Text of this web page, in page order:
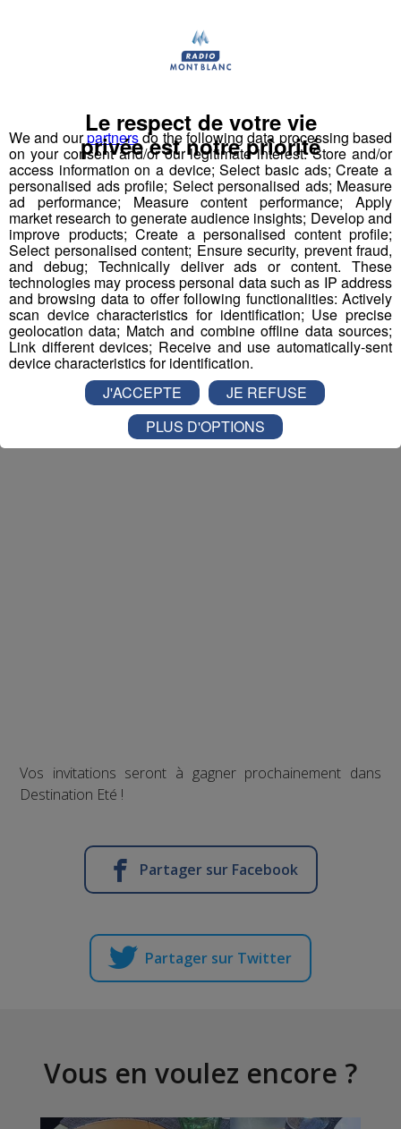
Déstination été ! Une question...une destination !
bon choix entre les 3 réponses pour repartir avec vos
entrées pour un maximum d'activités dans la région !
Inscription par téléphone toute la journée pour
participer aux 2 tirages au sort par jour à 8h45 et 17h45.
Appelez le standard au 04 50 58 24 09
Pour cette semaine on vous offre vos entrées pour vous
et la personne de votre choix pourWALIBI RHONE
ALPES!
Nathan est allé tester pour vous Verticalp Émosson,
dans la Vallée du Trient:
Vos invitations seront à gagner prochainement dans
Destination Eté !
Partager sur Facebook
Partager sur Twitter
Vous en voulez encore ?
We and ourpartnersdo the following data processing based
on your consent and/or our legitimate interest: Store and/or
access information on a device; Select basic ads; Create a
personalised ads profile; Select personalised ads; Measure
ad performance; Measure content performance; Apply
market research to generate audience insights; Develop and
improve products; Create a personalised content profile;
Select personalised content; Ensure security, prevent fraud,
and debug; Technically deliver ads or content. These
technologies may process personal data such as IP address
and browsing data to offer following functionalities: Actively
scan device characteristics for identification; Use precise
geolocation data; Match and combine offline data sources;
Link different devices; Receive and use automatically-sent
device characteristics for identification.
Le respect de votre vie
privée est notre priorité
J'ACCEPTE
JE REFUSE
PLUS D'OPTIONS